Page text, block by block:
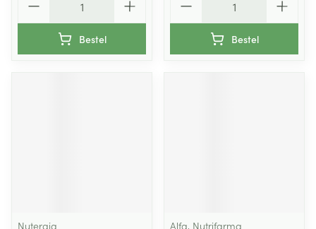
Bestel Bestel
Nutergia Alfa, Nutrifarma